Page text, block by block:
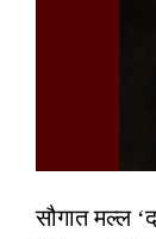
सौगात मल्ल